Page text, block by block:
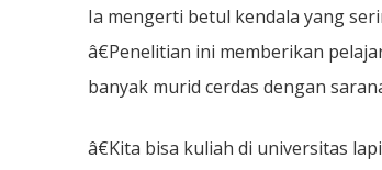
Ia mengerti betul kendala yang
â€Penelitian ini memberikan
banyak murid cerdas dengan
â€Kita bisa kuliah di universitas